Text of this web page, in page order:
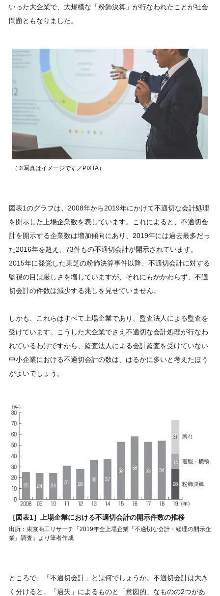
いった大企業で、大規模な「粉飾決算」が行なわれたことが社会
問題ともなりました。
（※写真はイメージです／PIXTA）
図表1のグラフは、2008年から2019年にかけて不適切な会計処理
を開示した上場企業数を表しています。これによると、不適切会
計を開示する企業数は増加傾向にあり、2019年には過去最多だっ
た2016年を超え、73件もの不適切会計が開示されています。
2015年に発覚した東芝の粉飾決算事件以降、不適切会計に対する
監視の目は厳しさを増していますが、それにもかかわらず、不適
切会計の件数は減少する兆しを見せていません。
しかも、これらはすべて上場企業であり、監査法人による監査を
受けています。こうした大企業でさえ不適切な会計処理が行なわ
れているわけですから、監査法人による会計監査を受けていない
中小企業における不適切会計の数は、はるかに多いと考えたほう
がよいでしょう。
［図表1］上場企業における不適切会計の開示件数の推移
出所：東京商工リサーチ「2019年全上場企業『不適切な会計・経理の開示企
業』調査」より筆者作成
ところで、「不適切会計」とは何でしょうか。不適切会計は大き
く分けると、「過失」によるものと「意図的」なものの2つがあ